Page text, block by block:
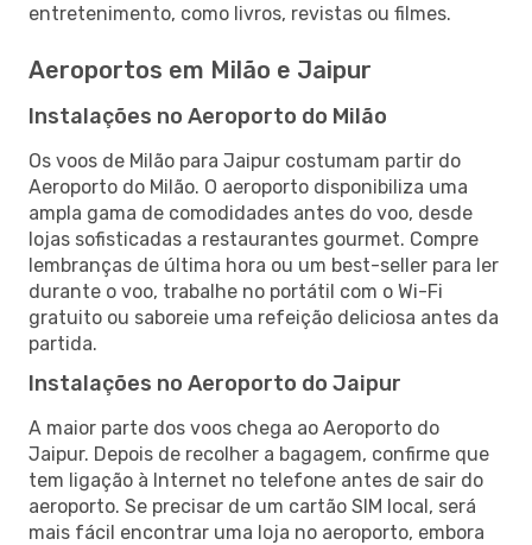
entretenimento, como livros, revistas ou filmes.
Aeroportos em Milão e Jaipur
Instalações no Aeroporto do Milão
Os voos de Milão para Jaipur costumam partir do
Aeroporto do Milão. O aeroporto disponibiliza uma
ampla gama de comodidades antes do voo, desde
lojas sofisticadas a restaurantes gourmet. Compre
lembranças de última hora ou um best-seller para ler
durante o voo, trabalhe no portátil com o Wi-Fi
gratuito ou saboreie uma refeição deliciosa antes da
partida.
Instalações no Aeroporto do Jaipur
A maior parte dos voos chega ao Aeroporto do
Jaipur. Depois de recolher a bagagem, confirme que
tem ligação à Internet no telefone antes de sair do
aeroporto. Se precisar de um cartão SIM local, será
mais fácil encontrar uma loja no aeroporto, embora